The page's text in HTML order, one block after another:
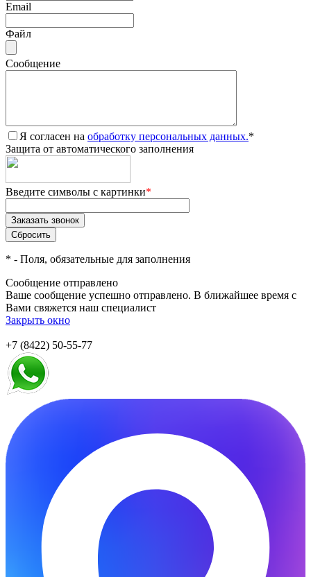
Email
Файл
Сообщение
Я согласен на обработку персональных данных.*
Защита от автоматического заполнения
Введите символы с картинки*
* - Поля, обязательные для заполнения
Сообщение отправлено
Ваше сообщение успешно отправлено. В ближайшее время с
Вами свяжется наш специалист
Закрыть окно
+7 (8422) 50-55-77